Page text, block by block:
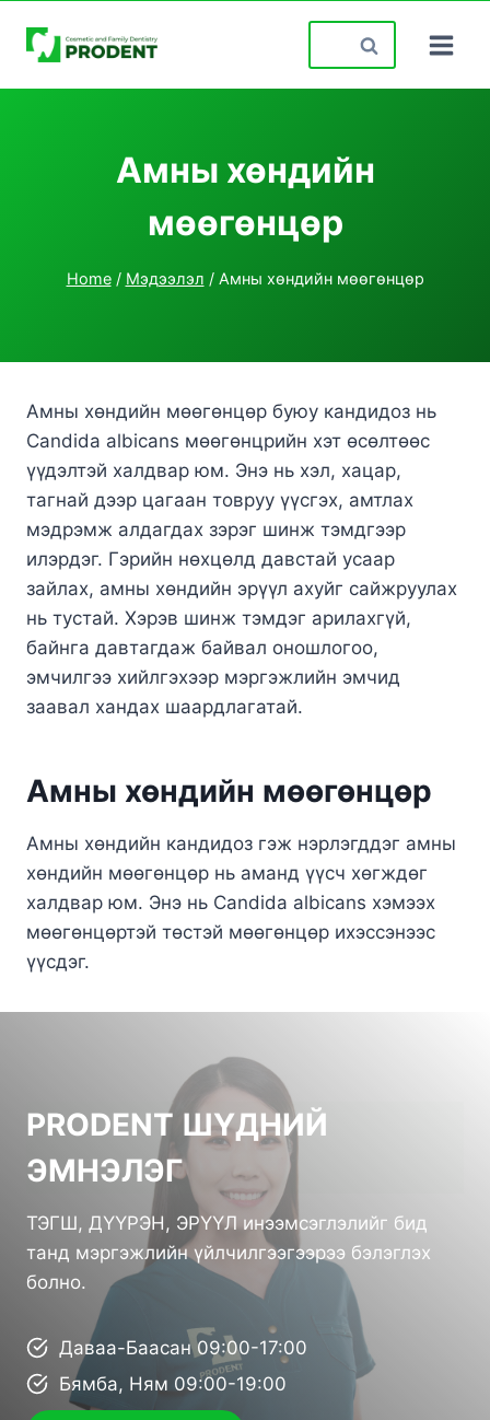
Search
for:
Амны хөндийн
мөөгөнцөр
Home / Мэдээлэл / Амны хөндийн мөөгөнцөр
Амны хөндийн мөөгөнцөр буюу кандидоз нь
Candida albicans мөөгөнцрийн хэт өсөлтөөс
үүдэлтэй халдвар юм. Энэ нь хэл, хацар,
тагнай дээр цагаан товруу үүсгэх, амтлах
мэдрэмж алдагдах зэрэг шинж тэмдгээр
илэрдэг. Гэрийн нөхцөлд давстай усаар
зайлах, амны хөндийн эрүүл ахуйг сайжруулах
нь тустай. Хэрэв шинж тэмдэг арилахгүй,
байнга давтагдаж байвал оношлогоо,
эмчилгээ хийлгэхээр мэргэжлийн эмчид
заавал хандах шаардлагатай.
Амны хөндийн мөөгөнцөр
Амны хөндийн кандидоз гэж нэрлэгддэг амны
хөндийн мөөгөнцөр нь аманд үүсч хөгждөг
халдвар юм. Энэ нь Candida albicans хэмээх
мөөгөнцөртэй төстэй мөөгөнцөр ихэссэнээс
үүсдэг.
PRODENT ШҮДНИЙ
ЭМНЭЛЭГ
ТЭГШ, ДҮҮРЭН, ЭРҮҮЛ инээмсэглэлийг бид
танд мэргэжлийн үйлчилгээгээрээ бэлэглэх
болно.
Даваа-Баасан 09:00-17:00
Бямба, Ням 09:00-19:00